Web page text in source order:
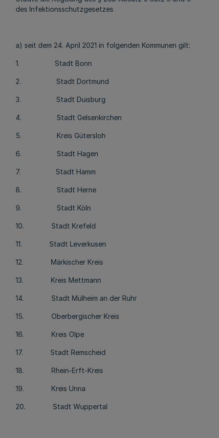
des Infektionsschutzgesetzes
a) seit dem 24. April 2021 in folgenden Kommunen gilt:
1. Stadt Bonn
2. Stadt Dortmund
3. Stadt Duisburg
4. Stadt Gelsenkirchen
5. Kreis Gütersloh
6. Stadt Hagen
7. Stadt Hamm
8. Stadt Herne
9. Stadt Köln
10. Stadt Krefeld
11. Stadt Leverkusen
12. Märkischer Kreis
13. Kreis Mettmann
14. Stadt Mülheim an der Ruhr
15. Oberbergischer Kreis
16. Kreis Olpe
17. Stadt Remscheid
18. Rhein-Erft-Kreis
19. Kreis Unna
20. Stadt Wuppertal